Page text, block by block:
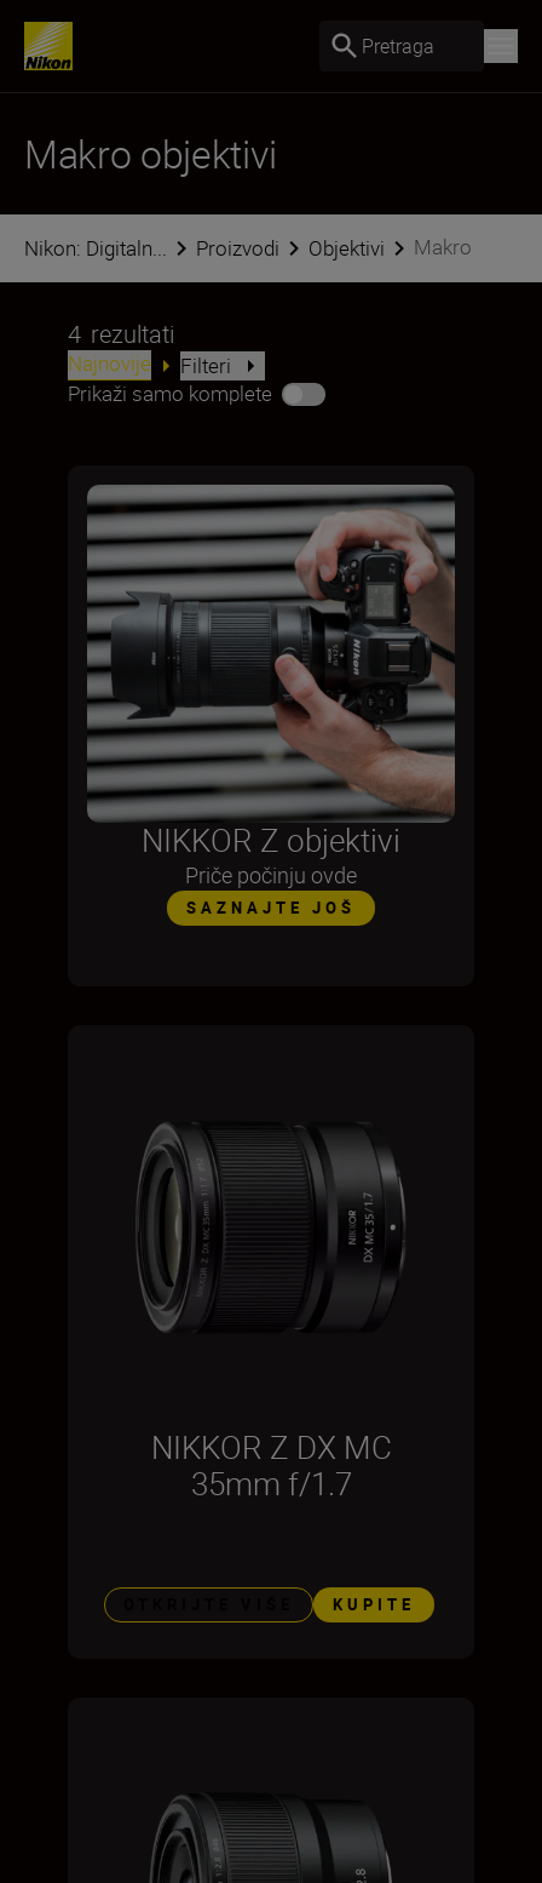
Pretraga
Makro objektivi
Nikon: Digitaln... Proizvodi Objektivi Makro
4 rezultati
Najnovije
Filteri
Prikaži samo komplete
NIKKOR Z objektivi
Priče počinju ovde
SAZNAJTE JOŠ
NIKKOR Z DX MC
35mm f/1.7
KUPITE